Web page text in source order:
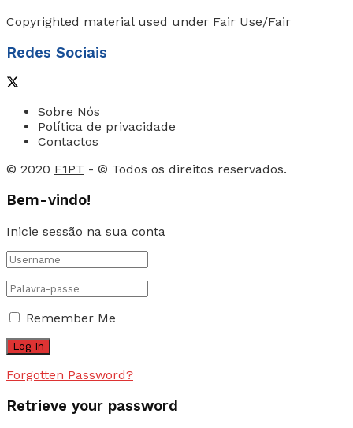
Copyrighted material used under Fair Use/Fair
Redes Sociais
Sobre Nós
Política de privacidade
Contactos
© 2020 F1PT - © Todos os direitos reservados.
Bem-vindo!
Inicie sessão na sua conta
Remember Me
Forgotten Password?
Retrieve your password